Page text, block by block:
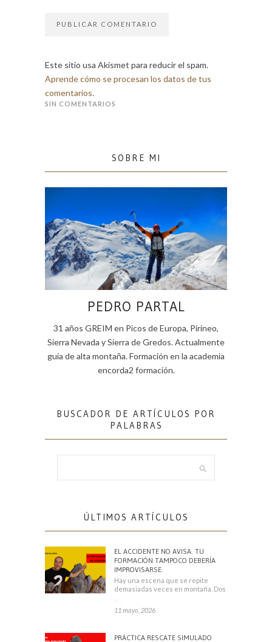
Este sitio usa Akismet para reducir el spam.
Aprende cómo se procesan los datos de tus
comentarios.
SIN COMENTARIOS
SOBRE MI
PEDRO PARTAL
31 años GREIM en Picos de Europa, Pirineo,
Sierra Nevada y Sierra de Gredos. Actualmente
guía de alta montaña. Formación en la academia
encorda2 formación.
BUSCADOR DE ARTÍCULOS POR
PALABRAS
ÚLTIMOS ARTÍCULOS
EL ACCIDENTE NO AVISA. TU
FORMACIÓN TAMPOCO DEBERÍA
IMPROVISARSE.
Hay una escena que se repite
demasiadas veces en montaña. Dos
11 mayo, 2026
PRÁCTICA RESCATE SIMULADO